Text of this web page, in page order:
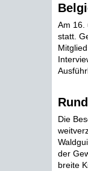
Am 16.
statt.
Die
der
breite